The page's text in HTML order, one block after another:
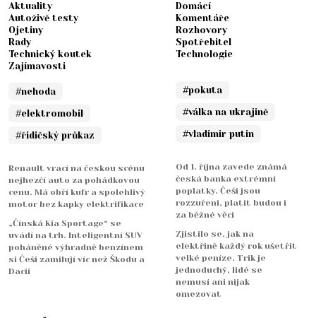
Aktuality
Autoživě testy
Ojetiny
Rady
Technický koutek
Zajímavosti
#nehoda
#elektromobil
#řidičský průkaz
Renault vrací na českou scénu
nejhezčí auto za pohádkovou
cenu. Má obří kufr a spolehlivý
motor bez kapky elektrifikace
„Čínská Kia Sportage“ se
uvádí na trh. Inteligentní SUV
poháněné výhradně benzínem
si Češi zamilují víc než Škodu a
Dacii
Domácí
Komentáře
Rozhovory
Spotřebitel
Technologie
#pokuta
#válka na ukrajině
#vladimir putin
Od 1. října zavede známá
česká banka extrémní
poplatky. Češi jsou
rozzuřeni, platit budou i
za běžné věci
Zjistilo se, jak na
elektřině každý rok ušetřit
velké peníze. Trik je
jednoduchý, lidé se
nemusí ani nijak
omezovat